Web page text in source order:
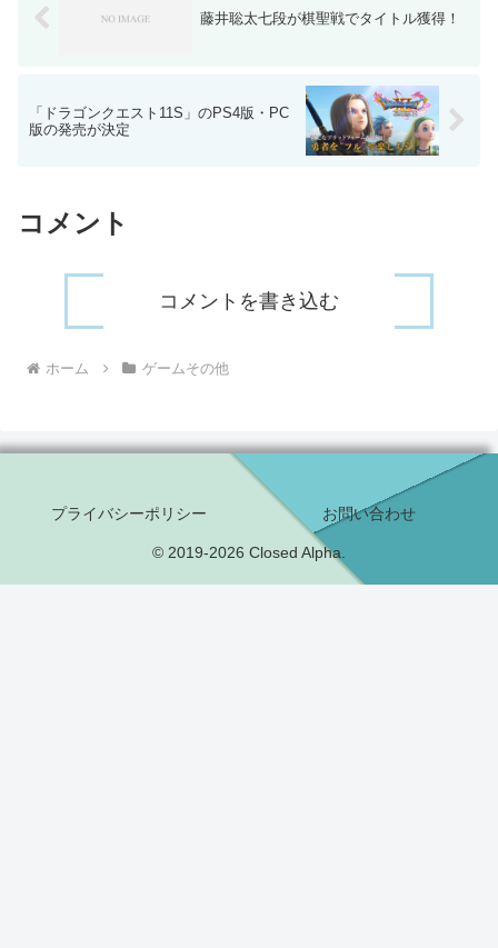
藤井聡太七段が棋聖戦でタイトル獲得！
「ドラゴンクエスト11S」のPS4版・PC
版の発売が決定
コメント
コメントを書き込む
ホーム ゲームその他
プライバシーポリシー お問い合わせ
© 2019-2026 Closed Alpha.